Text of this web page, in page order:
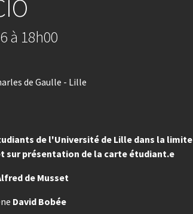
à 18h00
de Gaulle - Lille
de l'Université de Lille dans la limite
sur présentation de la carte étudiant.e
de Musset
David Bobée